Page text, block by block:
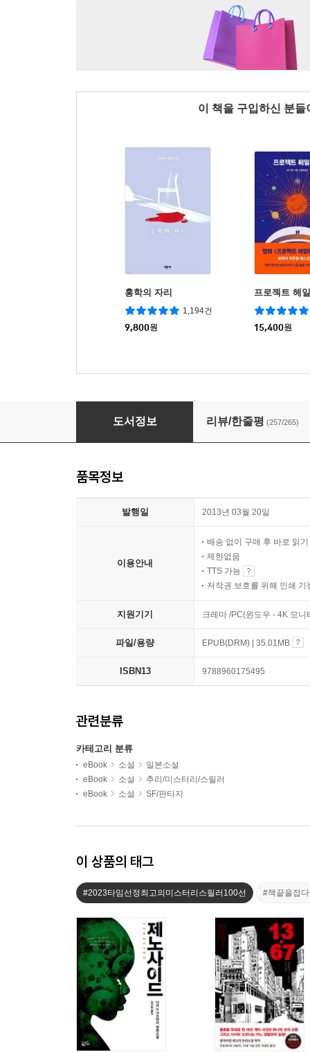
이 책을 구입하신 분
홍학의 자리
1,194건
9,800원
프로젝트 헤
15,400원
제노사이드
도서정보 리뷰/한줄평 (257/265)
품목정보
발행일 2013년 03월 20일
이용안내
배송 없이 구매 후 바로 읽기
제한없음
TTS 가능
저작권 보호를 위해 인쇄 기
지원기기 크레마 /PC(윈도우 - 4K 모
파일/용량 EPUB(DRM) | 35.01MB
ISBN13 9788960175495
관련분류
카테고리 분류
eBook 소설
일본소설
eBook
소설
추리/미스터리/스릴러
eBook
소설 SF/판타지
이 상품의 태그
#2023타임선정최고의미스터리스릴러100선 #책끝을접다